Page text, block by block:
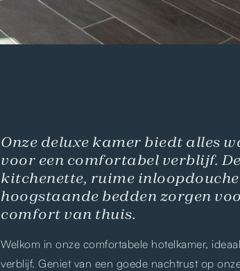
Onze deluxe kamer biedt alles
voor een comfortabel verblijf.
kitchenette, ruime
hoogstaande bedden zorgen
comfort van thuis.
Welkom in onze comfortabele hotelkamer,
verblijf. Geniet van een goede nachtrust op